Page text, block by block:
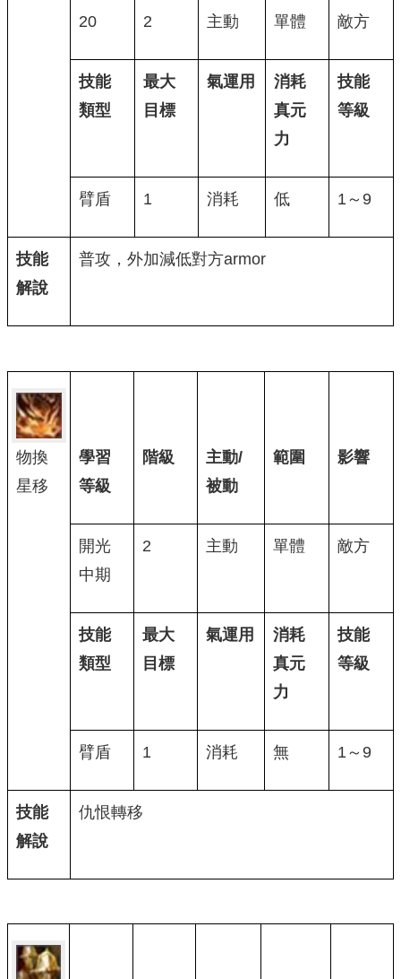
20 2 主動 單體 敵方
技能
類型
最大
目標
氣運用
消耗
真元
力
技能
等級
臂盾 1 消耗 低 1～9
技能
解說
普攻，外加減低對方armor
物換
星移
學習
等級
階級
主動/
被動
範圍 影響
開光
中期
2 主動 單體 敵方
技能
類型
最大
目標
氣運用
消耗
真元
力
技能
等級
臂盾 1 消耗 無 1～9
技能
解說
仇恨轉移